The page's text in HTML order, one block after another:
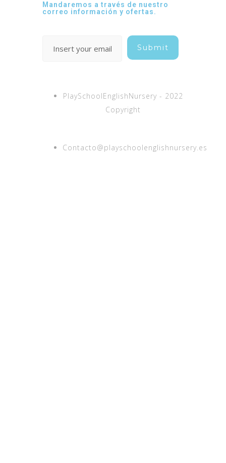
Mandaremos a través de nuestro
correo información y ofertas.
PlaySchoolEnglishNursery - 2022
Copyright
Contacto@playschoolenglishnursery.es